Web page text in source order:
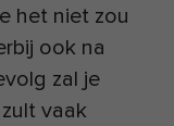
het niet zou
ook na
zal je
vaak